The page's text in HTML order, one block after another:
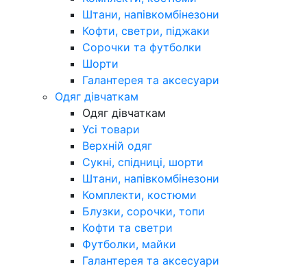
Штани, напівкомбінезони
Кофти, светри, піджаки
Сорочки та футболки
Шорти
Галантерея та аксесуари
Одяг дівчаткам
Одяг дівчаткам
Усі товари
Верхній одяг
Сукні, спідниці, шорти
Штани, напівкомбінезони
Комплекти, костюми
Блузки, сорочки, топи
Кофти та светри
Футболки, майки
Галантерея та аксесуари